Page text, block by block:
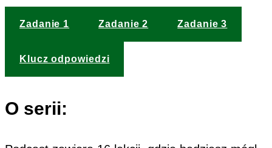
Zadanie 1 Zadanie 2 Zadanie 3
Klucz odpowiedzi
O serii: